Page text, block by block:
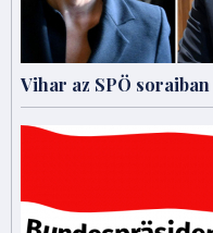
Vihar az SPÖ soraiban